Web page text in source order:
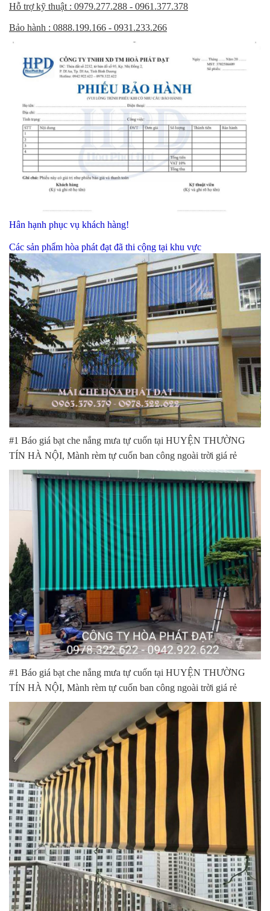
Hỗ trợ kỹ thuật : 0979.277.288 - 0961.377.378
Bảo hành : 0888.199.166 - 0931.233.266
Hân hạnh phục vụ khách hàng!
Các sản phẩm hòa phát đạt đã thi cộng tại khu vực
#1 Báo giá bạt che nắng mưa tự cuốn tại HUYỆN THƯỜNG
TÍN HÀ NỘI, Mành rèm tự cuốn ban công ngoài trời giá rẻ
#1 Báo giá bạt che nắng mưa tự cuốn tại HUYỆN THƯỜNG
TÍN HÀ NỘI, Mành rèm tự cuốn ban công ngoài trời giá rẻ